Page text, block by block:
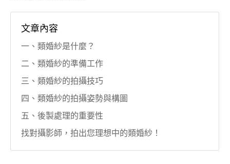
文章內容
一、類婚紗是什麼？
二、類婚紗的準備工作
三、類婚紗的拍攝技巧
四、類婚紗的拍攝姿勢與構圖
五、後製處理的重要性
找對攝影師，拍出您理想中的類婚紗！